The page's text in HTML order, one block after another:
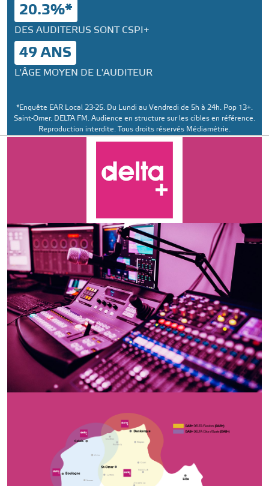
20.3%*
DES AUDITERUS SONT CSPI+
49 ANS
L'ÂGE MOYEN DE L'AUDITEUR
*Enquête EAR Local 23-25. Du Lundi au Vendredi de 5h à 24h. Pop 13+.
Saint-Omer. DELTA FM. Audience en structure sur les cibles en référence.
Reproduction interdite. Tous droits réservés Médiamétrie.